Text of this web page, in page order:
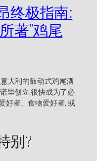
终极指南:
著"鸡尾
大利的鼓动式鸡尾酒
里创立 很快成为了必
好者、食物爱好者, 或
别?